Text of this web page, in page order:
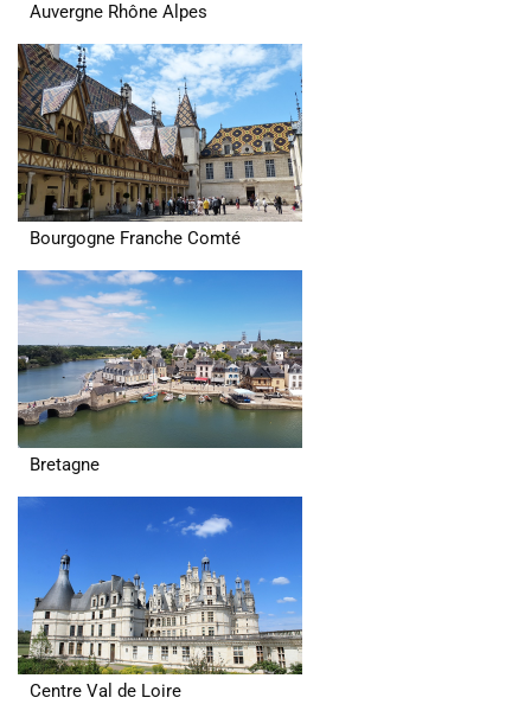
Auvergne Rhône Alpes
Bourgogne Franche Comté
Bretagne
Centre Val de Loire